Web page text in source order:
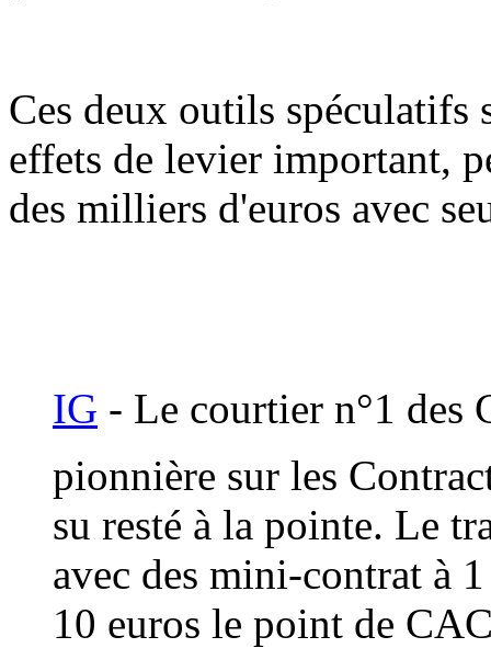
Ces deux outils spéculatifs
effets de levier important,
des milliers d'euros avec
IG - Le courtier n°1 des
pionnière sur les
su resté à la pointe. Le
avec des mini-contrat à
10 euros le point de